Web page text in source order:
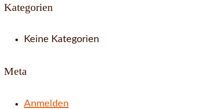
Kategorien
Keine Kategorien
Meta
Anmelden